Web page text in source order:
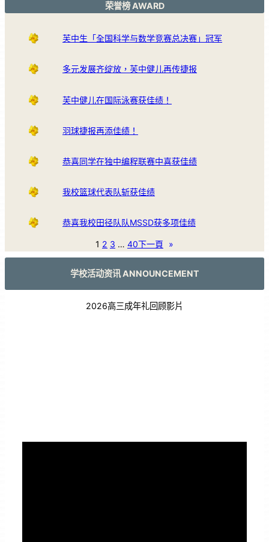
荣誉榜 AWARD
芙中生「全国科学与数学竞赛总决赛」冠军
多元发展齐绽放，芙中健儿再传捷报
芙中健儿在国际泳赛获佳绩！
羽球捷报再添佳绩！
恭喜同学在独中编程联赛中喜获佳绩
我校篮球代表队斩获佳绩
恭喜我校田径队队MSSD获多项佳绩
1 2 3 … 40下一頁 »
学校活动资讯 ANNOUNCEMENT
2026高三成年礼回顾影片